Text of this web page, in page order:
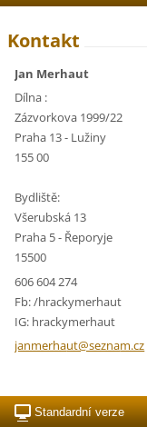
Kontakt
Jan Merhaut
Dílna :
Zázvorkova 1999/22
Praha 13 - Lužiny
155 00
Bydliště:
Všerubská 13
Praha 5 - Řeporyje
15500
606 604 274
Fb: /hrackymerhaut
IG: hrackymerhaut
janmerhaut@seznam.cz
Standardní verze